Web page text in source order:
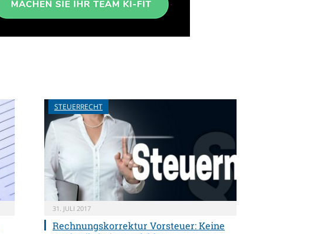
STEUERRECHT
31. JULI 2017
Rechnungskorrektur Vorsteuer: Keine